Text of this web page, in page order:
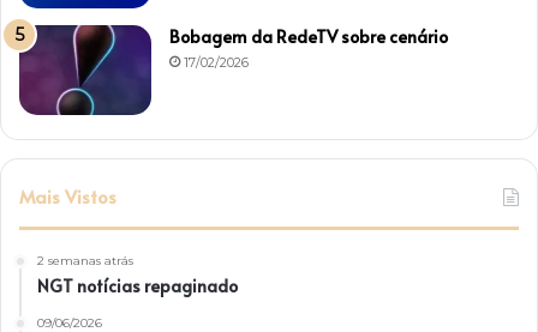
Bobagem da RedeTV sobre cenário
17/02/2026
Mais Vistos
2 semanas atrás
NGT notícias repaginado
09/06/2026